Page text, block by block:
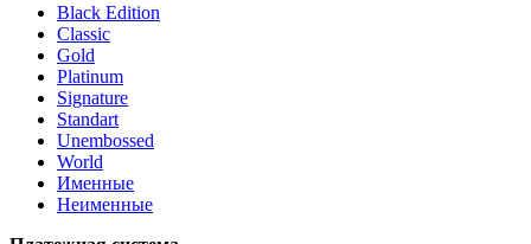
Black Edition
Classic
Gold
Platinum
Signature
Standart
Unembossed
World
Именные
Неименные